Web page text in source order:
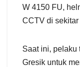
W 4150 FU,
CCTV di sekitar
Saat ini, pelaku
Gresik untuk